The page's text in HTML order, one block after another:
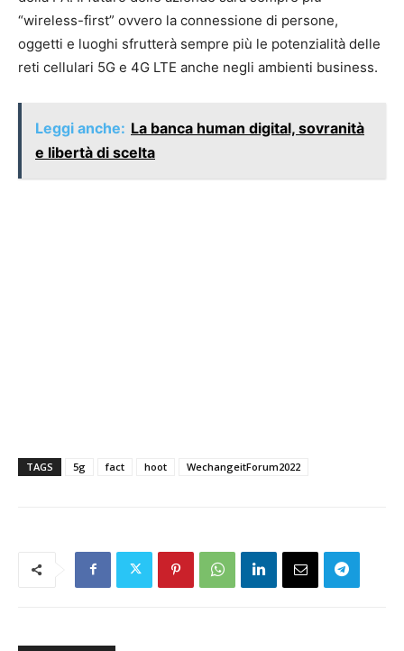
“wireless-first” ovvero la connessione di persone,
oggetti e luoghi sfrutterà sempre più le potenzialità delle
reti cellulari 5G e 4G LTE anche negli ambienti business.
Leggi anche: La banca human digital, sovranità
e libertà di scelta
TAGS 5g fact hoot WechangeitForum2022